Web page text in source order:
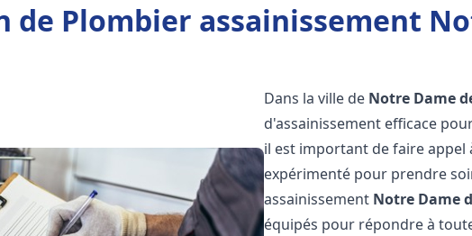
de Plombier assainissement
Dans la ville de Notre Dame
d'assainissement efficace
il est important de faire
expérimenté pour prendre
assainissement Notre Dame
équipés pour répondre à